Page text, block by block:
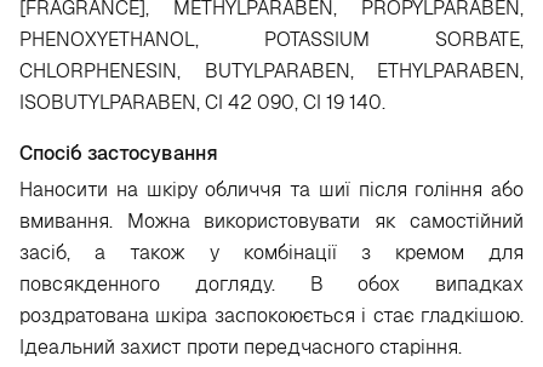
[FRAGRANCE], METHYLPARABEN, PROPYLPARABEN,
PHENOXYETHANOL, POTASSIUM SORBATE,
CHLORPHENESIN, BUTYLPARABEN, ETHYLPARABEN,
ISOBUTYLPARABEN, CI 42 090, CI 19 140.
Спосіб застосування
Наносити на шкіру обличчя та шиї після гоління або
вмивання. Можна використовувати як самостійний
засіб, а також у комбінації з кремом для
повсякденного догляду. В обох випадках
роздратована шкіра заспокоюється і стає гладкішою.
Ідеальний захист проти передчасного старіння.